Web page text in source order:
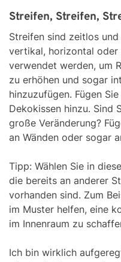
Streifen, Streifen,
Streifen sind zeitlos
vertikal, horizontal oder
verwendet werden, um
zu erhöhen und sogar
hinzuzufügen. Fügen
Dekokissen hinzu. Sind
große Veränderung?
an Wänden oder sogar
Tipp: Wählen Sie in
die bereits an anderer
vorhanden sind. Zum
im Muster helfen, eine
im Innenraum zu
Ich bin wirklich